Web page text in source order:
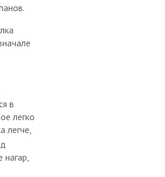
в
легко
легче,
нагар,